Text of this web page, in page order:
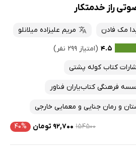
راز خدمتکار
مک فادن
مریم علیزاده میلانلو
۴.۵ (امتیاز ۲۹۹ نفر)
کتاب کوله پشتی
فرهنگی کتاب‌یاران فناور
و رمان جنایی و معمایی خارجی
۱۵۴۵۰۰ ۹۲,۷۰۰ تومان ۴۰%